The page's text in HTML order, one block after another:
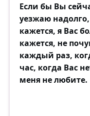
Если бы Вы
уезжаю
кажется, я Вас
кажется, не
каждый раз,
час, когда Вас
меня не любите.